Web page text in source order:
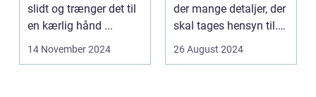
slidt og trænger det til
en kærlig hånd ...
14 November 2024
der mange detaljer, der
skal tages hensyn til.
En af...
26 August 2024